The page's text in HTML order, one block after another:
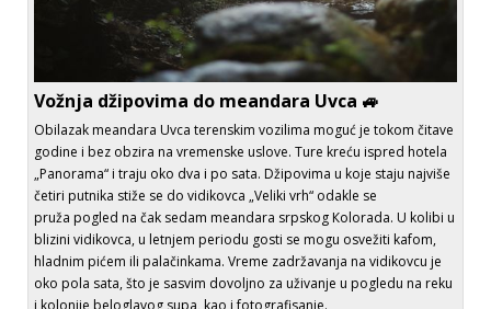
Vožnja džipovima do meandara Uvca 🚙
Obilazak meandara Uvca terenskim vozilima moguć je tokom čitave
godine i bez obzira na vremenske uslove. Ture kreću ispred hotela
„Panorama“ i traju oko dva i po sata. Džipovima u koje staju najviše
četiri putnika stiže se do vidikovca „Veliki vrh“ odakle se
pruža pogled na čak sedam meandara srpskog Кolorada. U kolibi u
blizini vidikovca, u letnjem periodu gosti se mogu osvežiti kafom,
hladnim pićem ili palačinkama. Vreme zadržavanja na vidikovcu je
oko pola sata, što je sasvim dovoljno za uživanje u pogledu na reku